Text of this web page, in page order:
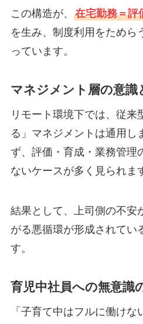
この構造が、 在宅勤務＝評
を生み、制度利用をためら
っています。
マネジメント層の意識
リモート環境下では、従来
る」マネジメントは通用し
ず、評価・育成・業務管理
ないケースが多く見られま
結果として、上司側の不安
がる悪循環が形成されてい
す。
育児中社員への無意識
「子育て中はフルに働け